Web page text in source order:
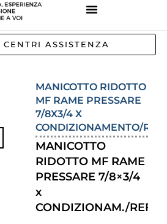
ASSISTENZA
MANICOTTO RIDOTTO
MF RAME PRESSARE
7/8X3/4 X
CONDIZIONAMENTO/
MANICOTTO
RIDOTTO MF RAME
PRESSARE 7/8×3/4
x
CONDIZIONAM./